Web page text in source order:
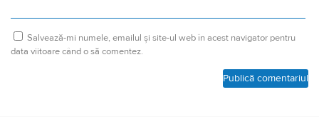
Salvează-mi numele, emailul și site-ul web în acest navigator pentru
data viitoare când o să comentez.